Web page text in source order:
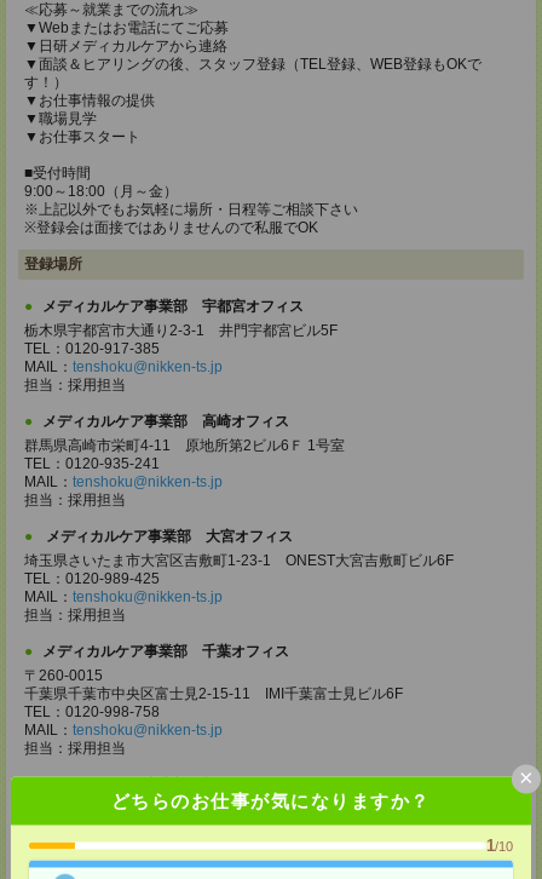
どちらのお仕事が気になりますか？
1/10
×
≪応募～就業までの流れ≫
▼Webまたはお電話にてご応募
▼日研メディカルケアから連絡
▼面談＆ヒアリングの後、スタッフ登録（TEL登録、WEB登録もOKで
す！）
▼お仕事情報の提供
▼職場見学
▼お仕事スタート
■受付時間
9:00～18:00（月～金）
※上記以外でもお気軽に場所・日程等ご相談下さい
※登録会は面接ではありませんので私服でOK
登録場所
メディカルケア事業部 宇都宮オフィス
栃木県宇都宮市大通り2-3-1 井門宇都宮ビル5F
TEL：0120-917-385
MAIL： tenshoku@nikken-ts.jp
担当：採用担当
メディカルケア事業部 高崎オフィス
群馬県高崎市栄町4-11 原地所第2ビル6Ｆ 1号室
TEL：0120-935-241
MAIL： tenshoku@nikken-ts.jp
担当：採用担当
メディカルケア事業部 大宮オフィス
埼玉県さいたま市大宮区吉敷町1-23-1 ONEST大宮吉敷町ビル6F
TEL：0120-989-425
MAIL： tenshoku@nikken-ts.jp
担当：採用担当
メディカルケア事業部 千葉オフィス
〒260-0015
千葉県千葉市中央区富士見2-15-11 IMI千葉富士見ビル6F
TEL：0120-998-758
MAIL： tenshoku@nikken-ts.jp
担当：採用担当
千葉県柏市末広町5-19 第12関口ビル7F 705号室
TEL：0120-935-218
MAIL：tenshoku@nikken-ts.jp
担当：採用担当